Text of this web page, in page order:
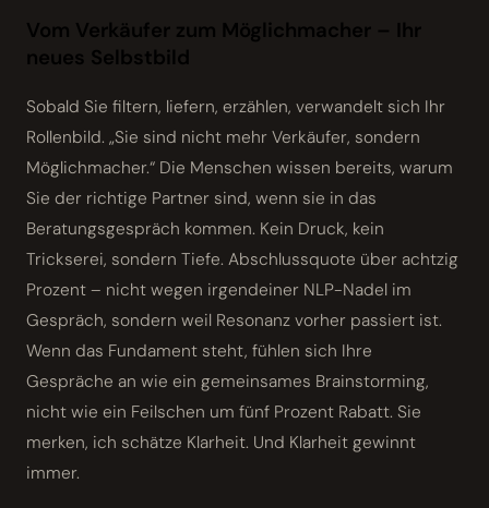
Vom Verkäufer zum Möglichmacher – Ihr
neues Selbstbild
Sobald Sie filtern, liefern, erzählen, verwandelt sich Ihr
Rollenbild. „Sie sind nicht mehr Verkäufer, sondern
Möglichmacher.“ Die Menschen wissen bereits, warum
Sie der richtige Partner sind, wenn sie in das
Beratungsgespräch kommen. Kein Druck, kein
Trickserei, sondern Tiefe. Abschlussquote über achtzig
Prozent – nicht wegen irgendeiner NLP-Nadel im
Gespräch, sondern weil Resonanz vorher passiert ist.
Wenn das Fundament steht, fühlen sich Ihre
Gespräche an wie ein gemeinsames Brainstorming,
nicht wie ein Feilschen um fünf Prozent Rabatt. Sie
merken, ich schätze Klarheit. Und Klarheit gewinnt
immer.